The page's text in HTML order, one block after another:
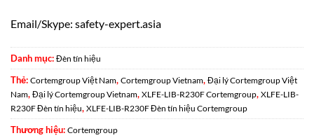
Email/Skype: safety-expert.asia
Danh mục: Đèn tín hiệu
Thẻ: Cortemgroup Việt Nam, Cortemgroup Vietnam, Đại lý Cortemgroup Việt
Nam, Đại lý Cortemgroup Vietnam, XLFE-LIB-R230F Cortemgroup, XLFE-LIB-
R230F Đèn tín hiệu, XLFE-LIB-R230F Đèn tín hiệu Cortemgroup
Thương hiệu: Cortemgroup